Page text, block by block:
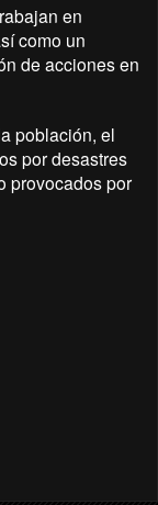
en
como un
de acciones en
población, el
por desastres
provocados por